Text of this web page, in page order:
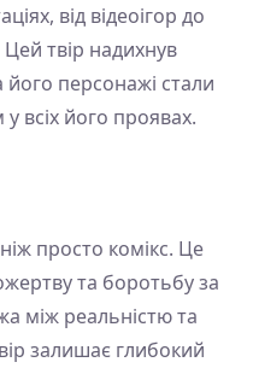
від відеоігор до
Цей твір надихнув
його персонажі стали
всіх його проявах.
просто комікс. Це
та боротьбу за
між реальністю та
залишає глибокий